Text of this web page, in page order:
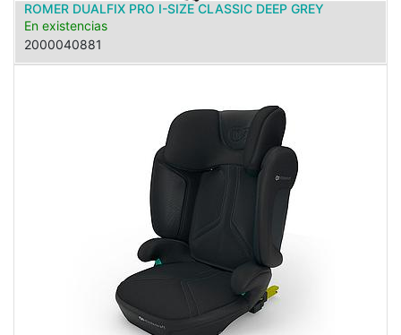
ROMER DUALFIX PRO I-SIZE CLASSIC DEEP GREY
En existencias
2000040881